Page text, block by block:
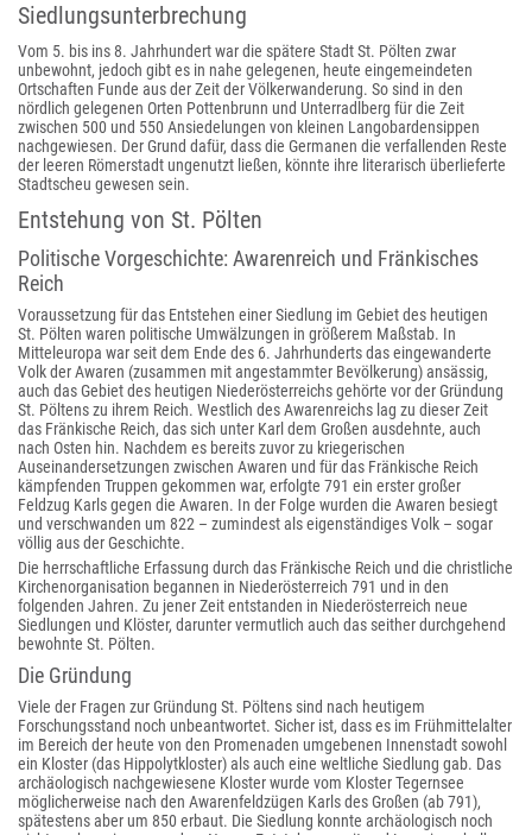
Siedlungsunterbrechung
Vom 5. bis ins 8. Jahrhundert war die spätere Stadt St. Pölten zwar
unbewohnt, jedoch gibt es in nahe gelegenen, heute eingemeindeten
Ortschaften Funde aus der Zeit der Völkerwanderung. So sind in den
nördlich gelegenen Orten Pottenbrunn und Unterradlberg für die Zeit
zwischen 500 und 550 Ansiedelungen von kleinen Langobardensippen
nachgewiesen. Der Grund dafür, dass die Germanen die verfallenden Reste
der leeren Römerstadt ungenutzt ließen, könnte ihre literarisch überlieferte
Stadtscheu gewesen sein.
Entstehung von St. Pölten
Politische Vorgeschichte: Awarenreich und Fränkisches
Reich
Voraussetzung für das Entstehen einer Siedlung im Gebiet des heutigen
St. Pölten waren politische Umwälzungen in größerem Maßstab. In
Mitteleuropa war seit dem Ende des 6. Jahrhunderts das eingewanderte
Volk der Awaren (zusammen mit angestammter Bevölkerung) ansässig,
auch das Gebiet des heutigen Niederösterreichs gehörte vor der Gründung
St. Pöltens zu ihrem Reich. Westlich des Awarenreichs lag zu dieser Zeit
das Fränkische Reich, das sich unter Karl dem Großen ausdehnte, auch
nach Osten hin. Nachdem es bereits zuvor zu kriegerischen
Auseinandersetzungen zwischen Awaren und für das Fränkische Reich
kämpfenden Truppen gekommen war, erfolgte 791 ein erster großer
Feldzug Karls gegen die Awaren. In der Folge wurden die Awaren besiegt
und verschwanden um 822 – zumindest als eigenständiges Volk – sogar
völlig aus der Geschichte.
Die herrschaftliche Erfassung durch das Fränkische Reich und die christliche
Kirchenorganisation begannen in Niederösterreich 791 und in den
folgenden Jahren. Zu jener Zeit entstanden in Niederösterreich neue
Siedlungen und Klöster, darunter vermutlich auch das seither durchgehend
bewohnte St. Pölten.
Die Gründung
Viele der Fragen zur Gründung St. Pöltens sind nach heutigem
Forschungsstand noch unbeantwortet. Sicher ist, dass es im Frühmittelalter
im Bereich der heute von den Promenaden umgebenen Innenstadt sowohl
ein Kloster (das Hippolytkloster) als auch eine weltliche Siedlung gab. Das
archäologisch nachgewiesene Kloster wurde vom Kloster Tegernsee
möglicherweise nach den Awarenfeldzügen Karls des Großen (ab 791),
spätestens aber um 850 erbaut. Die Siedlung konnte archäologisch noch